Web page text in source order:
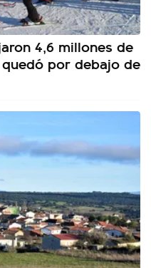
4,6 millones de
por debajo de